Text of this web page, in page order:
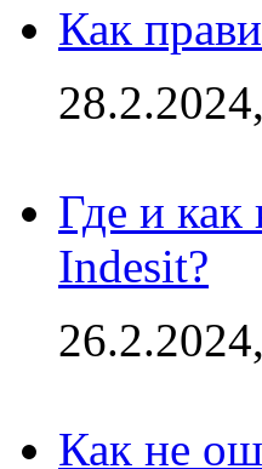
Как
Где и как
Indesit?
Как не